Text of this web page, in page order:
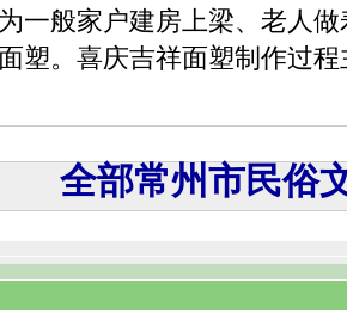
一般家户建房上梁、老人
塑。喜庆吉祥面塑制作过
全部常州市民俗